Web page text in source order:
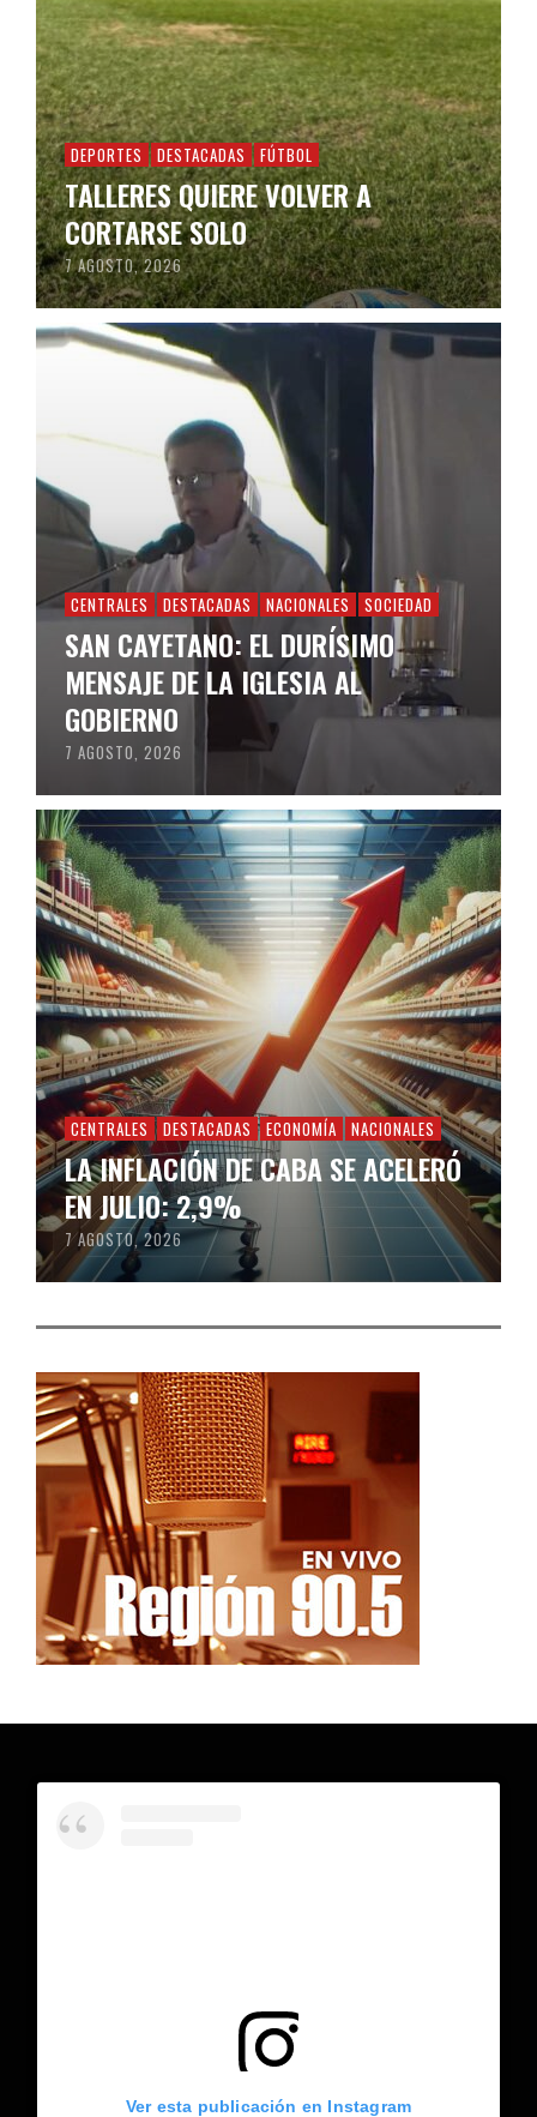
DEPORTES DESTACADAS FÚTBOL
TALLERES QUIERE VOLVER A
CORTARSE SOLO
7 AGOSTO, 2026
CENTRALES DESTACADAS NACIONALES SOCIEDAD
SAN CAYETANO: EL DURÍSIMO
MENSAJE DE LA IGLESIA AL
GOBIERNO
7 AGOSTO, 2026
CENTRALES DESTACADAS ECONOMÍA NACIONALES
LA INFLACIÓN DE CABA SE ACELERÓ
EN JULIO: 2,9%
7 AGOSTO, 2026
Ver esta publicación en Instagram